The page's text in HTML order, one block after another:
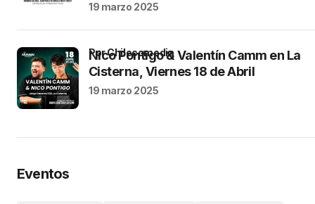
19 marzo 2025
Nico Pontigo & Valentín Camm en La
Cisterna, Viernes 18 de Abril
por Chilecomedia
19 marzo 2025
Eventos